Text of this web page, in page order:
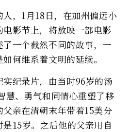
，1月18日，在加州偏远小
影节上，将放映一部电影
了一个截然不同的故事，一
何维系着文明的延续。
实纪录片，由当时96岁的汤
慧、勇气和同情心重塑了移
亲在清朝末年带着15美分
15岁。之后他的父亲用自